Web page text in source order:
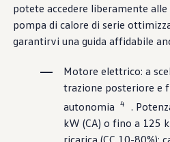
potete accedere liberamente
pompa di calore di serie
garantirvi una guida affidabile
Motore elettrico: a
trazione posteriore e
autonomia
4
.
kW (CA) o fino a 125
ricarica (CC 10-80%):